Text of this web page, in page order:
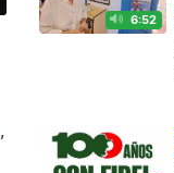
6:52